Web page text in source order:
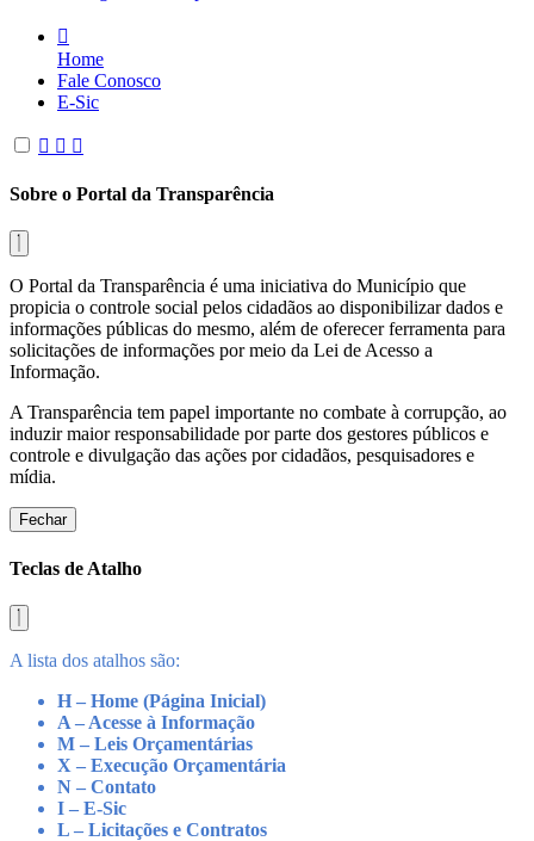
Home
Fale Conosco
E-Sic
Sobre o Portal da Transparência
O Portal da Transparência é uma iniciativa do Município que
propicia o controle social pelos cidadãos ao disponibilizar dados e
informações públicas do mesmo, além de oferecer ferramenta para
solicitações de informações por meio da Lei de Acesso a
Informação.
A Transparência tem papel importante no combate à corrupção, ao
induzir maior responsabilidade por parte dos gestores públicos e
controle e divulgação das ações por cidadãos, pesquisadores e
mídia.
Fechar
Teclas de Atalho
A lista dos atalhos são:
H – Home (Página Inicial)
A – Acesse à Informação
M – Leis Orçamentárias
X – Execução Orçamentária
N – Contato
I – E-Sic
L – Licitações e Contratos